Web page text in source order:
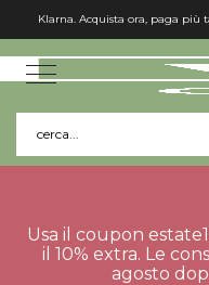
Klarna. Acquista ora, paga più
cerca...
Usa il coupon
il 10% extra. Le
agosto